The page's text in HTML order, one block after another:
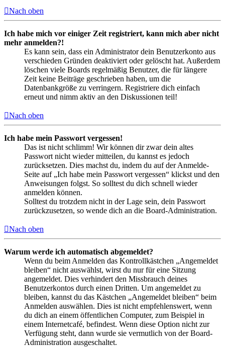
Nach oben
Ich habe mich vor einiger Zeit registriert, kann mich aber nicht
mehr anmelden?!
Es kann sein, dass ein Administrator dein Benutzerkonto aus
verschieden Gründen deaktiviert oder gelöscht hat. Außerdem
löschen viele Boards regelmäßig Benutzer, die für längere
Zeit keine Beiträge geschrieben haben, um die
Datenbankgröße zu verringern. Registriere dich einfach
erneut und nimm aktiv an den Diskussionen teil!
Nach oben
Ich habe mein Passwort vergessen!
Das ist nicht schlimm! Wir können dir zwar dein altes
Passwort nicht wieder mitteilen, du kannst es jedoch
zurücksetzen. Dies machst du, indem du auf der Anmelde-
Seite auf „Ich habe mein Passwort vergessen“ klickst und den
Anweisungen folgst. So solltest du dich schnell wieder
anmelden können.
Solltest du trotzdem nicht in der Lage sein, dein Passwort
zurückzusetzen, so wende dich an die Board-Administration.
Nach oben
Warum werde ich automatisch abgemeldet?
Wenn du beim Anmelden das Kontrollkästchen „Angemeldet
bleiben“ nicht auswählst, wirst du nur für eine Sitzung
angemeldet. Dies verhindert den Missbrauch deines
Benutzerkontos durch einen Dritten. Um angemeldet zu
bleiben, kannst du das Kästchen „Angemeldet bleiben“ beim
Anmelden auswählen. Dies ist nicht empfehlenswert, wenn
du dich an einem öffentlichen Computer, zum Beispiel in
einem Internetcafé, befindest. Wenn diese Option nicht zur
Verfügung steht, dann wurde sie vermutlich von der Board-
Administration ausgeschaltet.